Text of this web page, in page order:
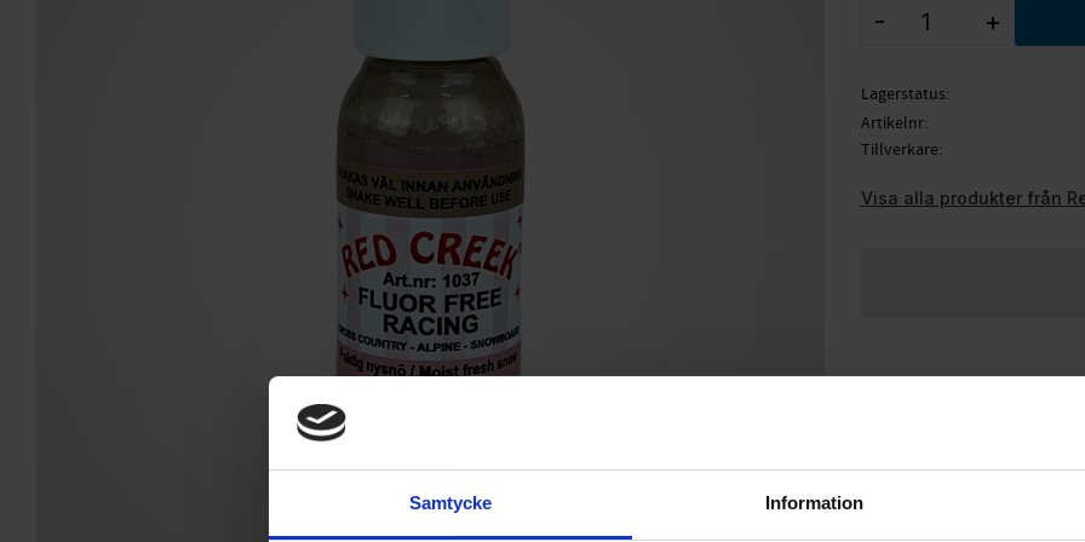
Samtycke Information
+
-
Lagerstatus
Artikelnr
Tillverkare
Visa alla produkter från